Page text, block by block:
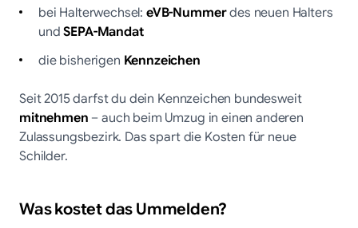
bei Halterwechsel:eVB-Nummerdes neuen Halters
undSEPA-Mandat
die bisherigen Kennzeichen
Seit 2015 darfst du dein Kennzeichen bundesweit
mitnehmen– auch beim Umzug in einen anderen
Zulassungsbezirk. Das spart die Kosten für neue
Schilder.
Was kostet das Ummelden?